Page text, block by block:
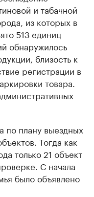
и табачной
из которых в
513 единиц
обнаружилось
близость к
регистрации в
товара.
по плану выездных
Тогда как
только 21 объект
С начала
было объявлено